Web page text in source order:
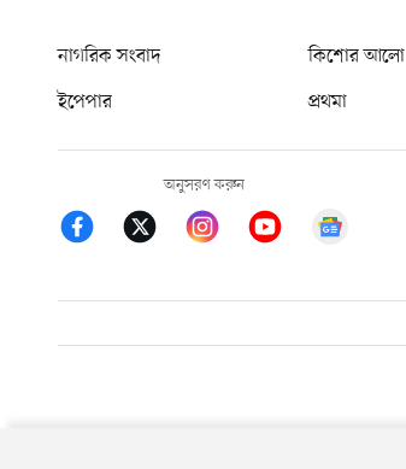
নাগরিক সংবাদ কিশোর আলো
ইপেপার
প্রথমা
অনুসরণ করুন